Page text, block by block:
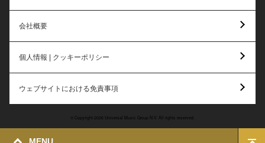
会社概要
個人情報 | クッキーポリシー
ウェブサイトにおける免責事項
© Copyright 2026 Universal Music Group N.V. All rights reserved.